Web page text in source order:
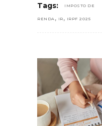
Tags: IMPOSTO DE
RENDA , IR , IRPF 2025